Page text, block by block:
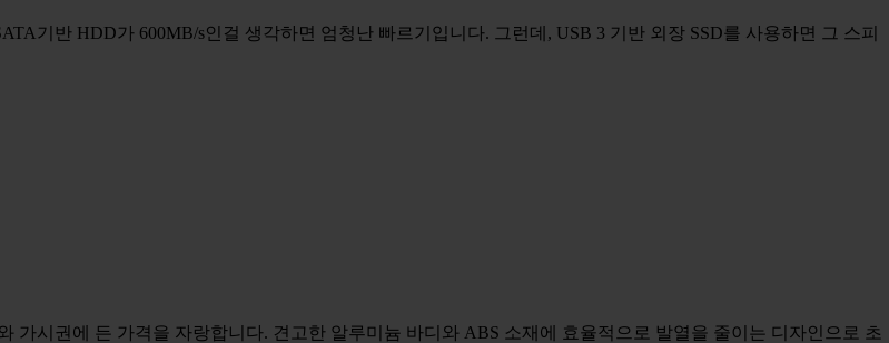
기반 HDD가 600MB/s인걸 생각하면 엄청난 빠르기입니다. 그런데, USB 3 기반 외장 SSD를 사용하면 그 스피
가시권에 든 가격을 자랑합니다. 견고한 알루미늄 바디와 ABS 소재에 효율적으로 발열을 줄이는 디자인으로 초